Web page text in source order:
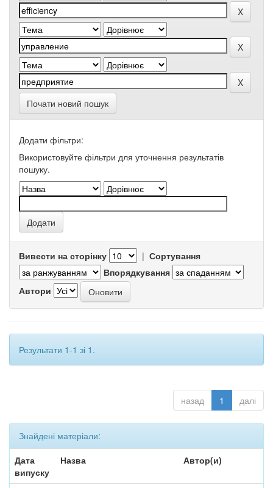
Почати новий пошук
Додати фільтри:
Використовуйте фільтри для уточнення результатів
пошуку.
Вивести на сторінку | Сортування
Впорядкування
Автори
Результати 1-1 зі 1.
назад 1 далі
Знайдені матеріали:
Дата
випуску
Назва Автор(и)